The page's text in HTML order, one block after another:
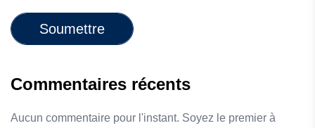
Soumettre
Commentaires récents
Aucun commentaire pour l'instant. Soyez le premier à